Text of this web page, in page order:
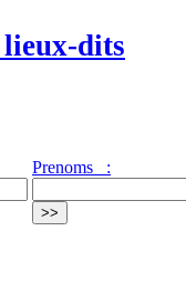
lieux-dits
Prenoms :